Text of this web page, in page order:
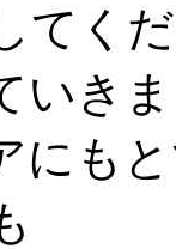
てく
いき
にも